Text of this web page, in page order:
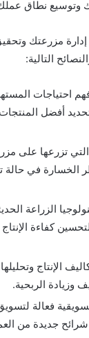
وتوسيع نطاق
مزرعتك
التالية:
احتياجات
أفضل
تزرعها على
الخسارة في حالة
الزراعة
كفاءة
الإنتاج
وزيادة الربحية.
فعالة
جديدة من